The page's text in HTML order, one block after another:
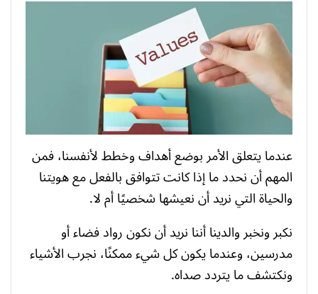
عندما يتعلق الأمر بوضع أهداف وخطط لأنفسنا، فمن
المهم أن نحدد ما إذا كانت تتوافق بالفعل مع هويتنا
والحياة التي نريد أن نعيشها شخصيًا أم لا.
نكبر ونخبر والدينا أننا نريد أن نكون رواد فضاء أو
مدرسين، وعندما يكون كل شيء ممكنًا، نجرب الأشياء
ونكتشف ما يتردد صداه.